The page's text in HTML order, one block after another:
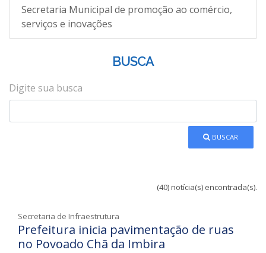
Secretaria Municipal de promoção ao comércio,
serviços e inovações
BUSCA
Digite sua busca
BUSCAR
(40) notícia(s) encontrada(s).
Secretaria de Infraestrutura
Prefeitura inicia pavimentação de ruas
no Povoado Chã da Imbira